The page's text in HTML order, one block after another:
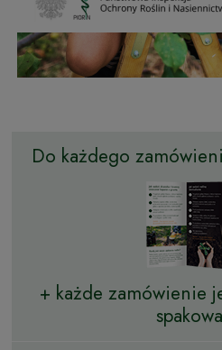
Do każdego
+ każde zamówienie